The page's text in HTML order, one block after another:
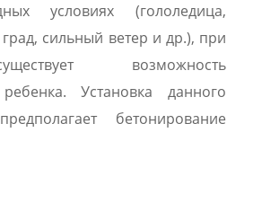
условиях (гололедица,
сильный ветер и др.), при
возможность
Установка данного
бетонирование